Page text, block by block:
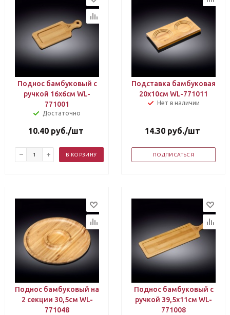
Поднос бамбуковый с
ручкой 16х6см WL-
771001
Достаточно
10.40 руб./шт
В КОРЗИНУ
Подставка бамбуковая
20х10см WL-771011
Нет в наличии
14.30 руб./шт
ПОДПИСАТЬСЯ
Поднос бамбуковый на
2 секции 30,5см WL-
771048
Поднос бамбуковый с
ручкой 39,5х11см WL-
771008